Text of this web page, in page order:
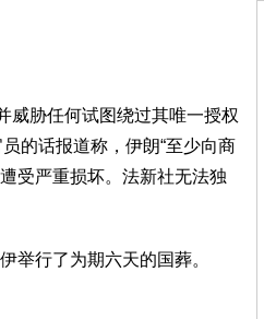
威胁任何试图绕过其唯一授权
的话报道称，伊朗“至少向商
受严重损坏。法新社无法独
举行了为期六天的国葬。